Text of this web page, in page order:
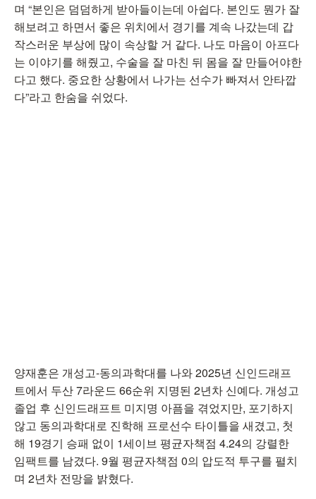
며 “본인은 덤덤하게 받아들이는데 아쉽다. 본인도 뭔가 잘
해보려고 하면서 좋은 위치에서 경기를 계속 나갔는데 갑
작스러운 부상에 많이 속상할 거 같다. 나도 마음이 아프다
는 이야기를 해줬고, 수술을 잘 마친 뒤 몸을 잘 만들어야한
다고 했다. 중요한 상황에서 나가는 선수가 빠져서 안타깝
다”라고 한숨을 쉬었다.
양재훈은 개성고-동의과학대를 나와 2025년 신인드래프
트에서 두산 7라운드 66순위 지명된 2년차 신예다. 개성고
졸업 후 신인드래프트 미지명 아픔을 겪었지만, 포기하지
않고 동의과학대로 진학해 프로선수 타이틀을 새겼고, 첫
해 19경기 승패 없이 1세이브 평균자책점 4.24의 강렬한
임팩트를 남겼다. 9월 평균자책점 0의 압도적 투구를 펼치
며 2년차 전망을 밝혔다.